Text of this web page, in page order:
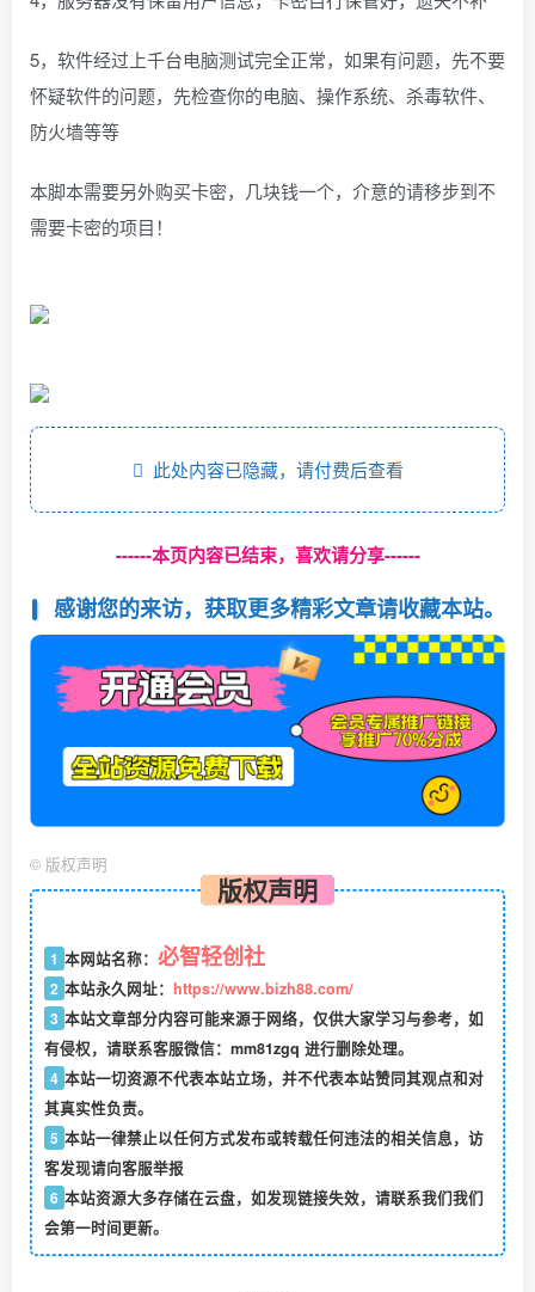
5，软件经过上千台电脑测试完全正常，如果有问题，先不要
怀疑软件的问题，先检查你的电脑、操作系统、杀毒软件、
防火墙等等
本脚本需要另外购买卡密，几块钱一个，介意的请移步到不
需要卡密的项目！
此处内容已隐藏，请付费后查看
------本页内容已结束，喜欢请分享------
感谢您的来访，获取更多精彩文章请收藏本站。
© 版权声明
版权声明
1 本网站名称： 必智轻创社
2 本站永久网址： https://www.bizh88.com/
3 本站文章部分内容可能来源于网络，仅供大家学习与参考，如
有侵权，请联系客服微信：mm81zgq 进行删除处理。
4 本站一切资源不代表本站立场，并不代表本站赞同其观点和对
其真实性负责。
5 本站一律禁止以任何方式发布或转载任何违法的相关信息，访
客发现请向客服举报
6 本站资源大多存储在云盘，如发现链接失效，请联系我们我们
会第一时间更新。